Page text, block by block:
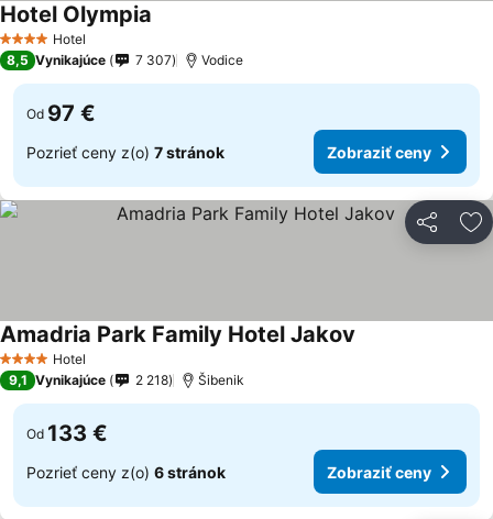
4 Počet hviezdičiek
Hotel
Hotel Olympia
8,5 Vynikajúce 7 307 Vodice
Od 97 €
Pozrieť ceny z(o) 7 stránok Zobraziť ceny
Zdieľať
4 Počet hviezdičiek
Hotel
Amadria Park Family Hotel Jakov
9,1 Vynikajúce 2 218 Šibenik
Od 133 €
Pozrieť ceny z(o) 6 stránok Zobraziť ceny